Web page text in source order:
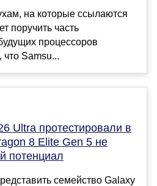
на которые ссылаются
поручить часть
процессоров
Samsu...
Ultra протестировали в
8 Elite Gen 5 не
потенциал
семейство Galaxy